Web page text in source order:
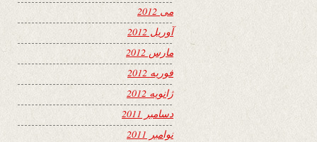
می 2012
آوریل 2012
مارس 2012
فوریه 2012
ژانویه 2012
دسامبر 2011
نوامبر 2011